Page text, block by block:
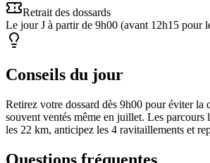
Retrait des dossards
Le jour J à partir de 9h00 (avant 12h15 pour
Conseils du jour
Retirez votre dossard dès 9h00 pour éviter
souvent ventés même en juillet. Les parcours
les 22 km, anticipez les 4 ravitaillements et